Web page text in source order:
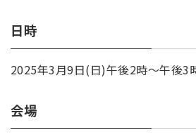
日時
2025年3月9日(日)午後2時～午後3
会場